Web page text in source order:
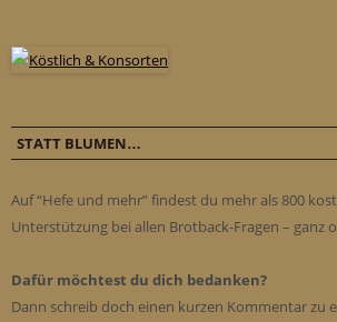
STATT BLUMEN…
Auf “Hefe und mehr” findest du mehr als 800
Unterstützung bei allen Brotback-Fragen – ganz
Dafür möchtest du dich bedanken?
Dann schreib doch einen kurzen Kommentar zu